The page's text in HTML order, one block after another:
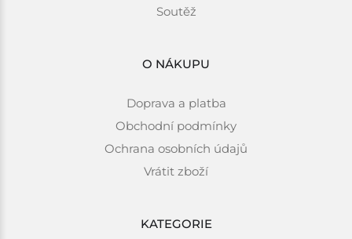
Soutěž
O NÁKUPU
Doprava a platba
Obchodní podmínky
Ochrana osobních údajů
Vrátit zboží
KATEGORIE